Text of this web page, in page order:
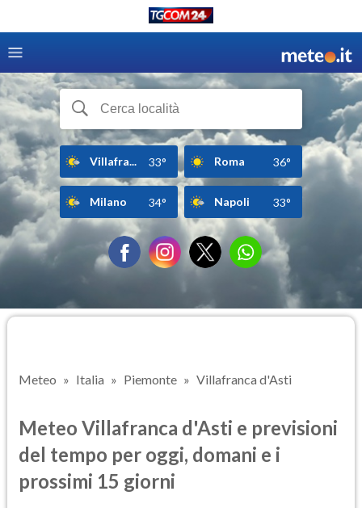
Villafra... 33° Roma 36°
Milano 34° Napoli 33°
Meteo Italia Piemonte Villafranca d'Asti
Meteo Villafranca d'Asti e previsioni
del tempo per oggi, domani e i
prossimi 15 giorni